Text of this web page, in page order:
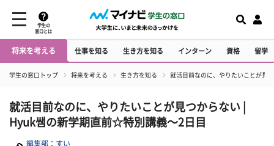
学生の
窓口とは
将来を考える 仕事を知る 生き方を知る インターン 資格 留学
学生の窓口トップ 将来を考える 生き方を知る 就活目前なのに、やりたいことが見
就活目前なのに、やりたいことが見つからない |
Hyuk쌤の新学期直前☆特別講義～2日目
編集部：すい